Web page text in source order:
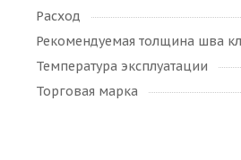
Расход
Рекомендуемая толщина шва
Температура эксплуатации
Торговая марка